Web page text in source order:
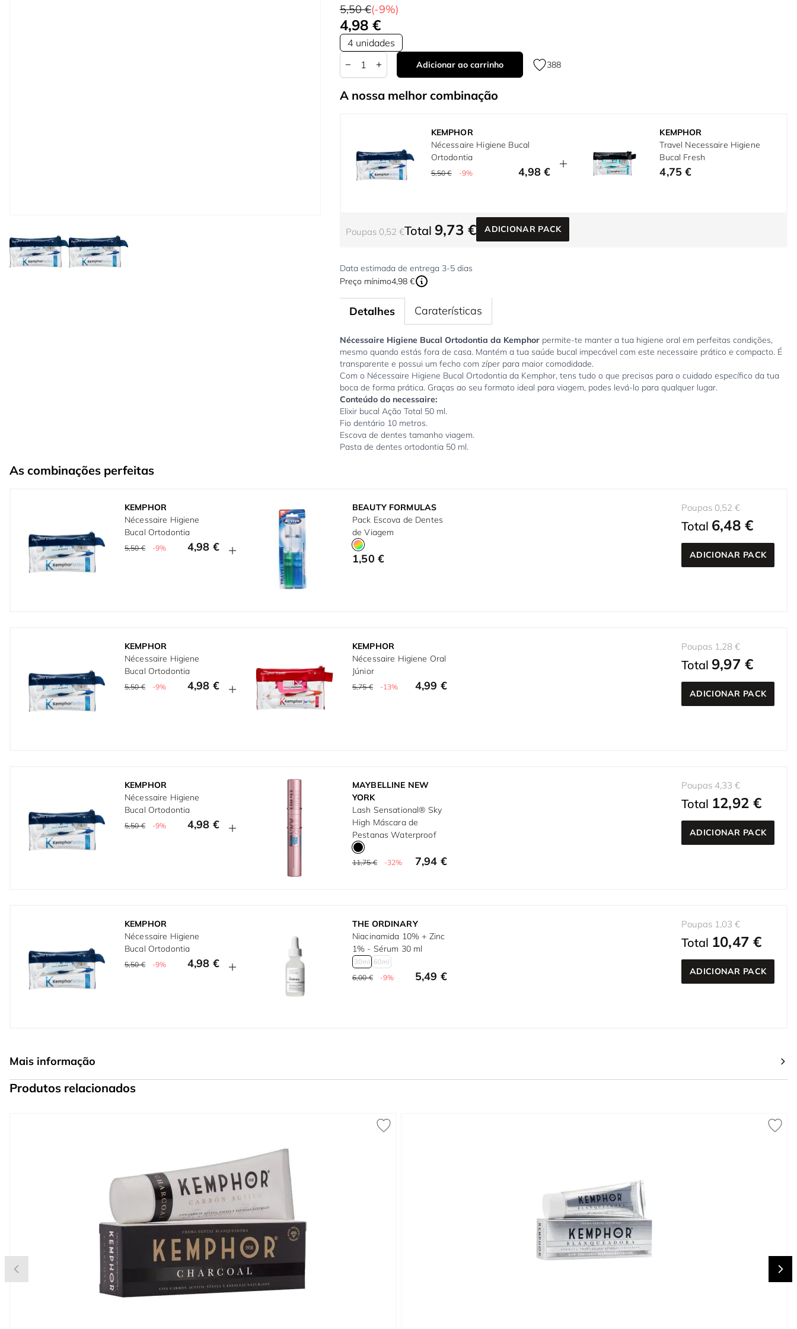
5,50 €(-9%)
4,98 €
4 unidades
Quantidade
Adicionar ao carrinho 388
A nossa melhor combinação
KEMPHOR
Nécessaire Higiene Bucal
Ortodontia
5,50 € -9% 4,98 €
KEMPHOR
Travel Necessaire Higiene
Bucal Fresh
4,75 €
Poupas 0,52 €Total 9,73 € ADICIONAR PACK
Data estimada de entrega 3-5 dias
Preço mínimo4,98 €
Detalhes
Nécessaire Higiene Bucal Ortodontia da Kemphorpermite-te manter a tua higiene oral em perfeitas condições,
mesmo quando estás fora de casa. Mantém a tua saúde bucal impecável com este necessaire prático e compacto. É
transparente e possui um fecho com zíper para maior comodidade.
Com o Nécessaire Higiene Bucal Ortodontia da Kemphor, tens tudo o que precisas para o cuidado específico da tua
boca de forma prática. Graças ao seu formato ideal para viagem, podes levá-lo para qualquer lugar.
Conteúdo do necessaire:
Elixir bucal Ação Total 50 ml.
Fio dentário 10 metros.
Escova de dentes tamanho viagem.
Pasta de dentes ortodontia 50 ml.
Caraterísticas
As combinações perfeitas
KEMPHOR
Nécessaire Higiene
Bucal Ortodontia
5,50 € -9% 4,98 €
BEAUTY FORMULAS
Pack Escova de Dentes
de Viagem
1,50 €
Poupas 0,52 €
Total 6,48 €
ADICIONAR PACK
KEMPHOR
Nécessaire Higiene
Bucal Ortodontia
5,50 € -9% 4,98 €
KEMPHOR
Nécessaire Higiene Oral
Júnior
5,75 € -13% 4,99 €
Poupas 1,28 €
Total 9,97 €
ADICIONAR PACK
KEMPHOR
Nécessaire Higiene
Bucal Ortodontia
5,50 € -9% 4,98 €
MAYBELLINE NEW
YORK
Lash Sensational® Sky
High Máscara de
Pestanas Waterproof
11,75 € -32% 7,94 €
Poupas 4,33 €
Total 12,92 €
ADICIONAR PACK
KEMPHOR
Nécessaire Higiene
Bucal Ortodontia
5,50 € -9% 4,98 €
THE ORDINARY
Niacinamida 10% + Zinc
1% - Sérum 30 ml
30ml 60ml
6,00 € -9% 5,49 €
Poupas 1,03 €
Total 10,47 €
ADICIONAR PACK
Mais informação
Produtos relacionados